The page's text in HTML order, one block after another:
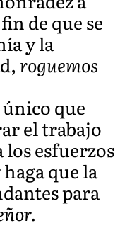
de que se
y la
roguemos
único que
el trabajo
esfuerzos
que la
para